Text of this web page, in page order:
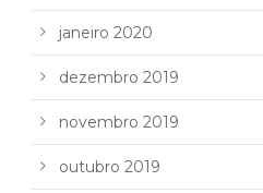
janeiro 2020
dezembro 2019
novembro 2019
outubro 2019